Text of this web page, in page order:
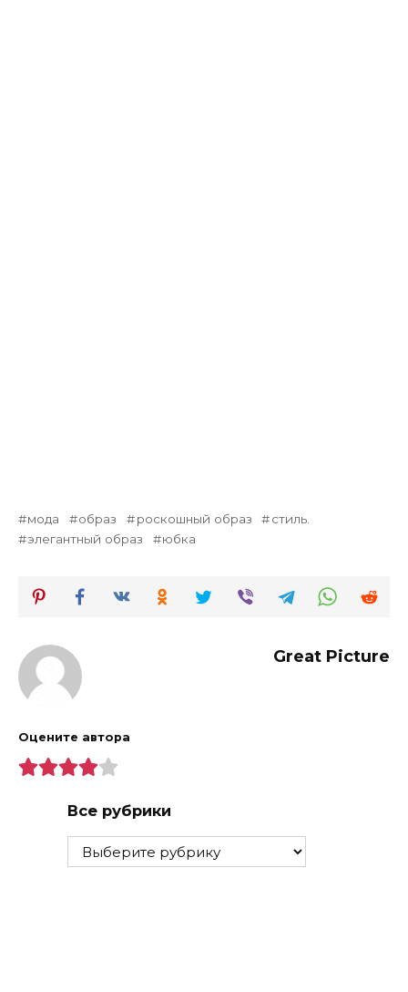
мода образ роскошный образ
стиль.
элегантный образ
юбка
Great Picture
Оцените автора
Все рубрики
Все
рубрики